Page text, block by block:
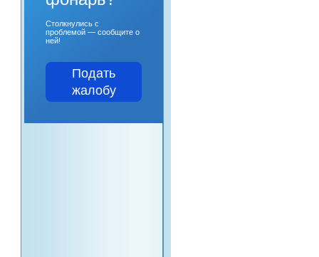
Столкнулись с
проблемой — сообщите о
ней!
Подать
жалобу